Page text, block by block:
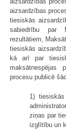
aizsardzības
tiesiskās
sabiedrību par
rezultātiem,
tiesiskās
kā arī par
maksātnespējas
procesu publicē
1)
ziņas par
izglītību un